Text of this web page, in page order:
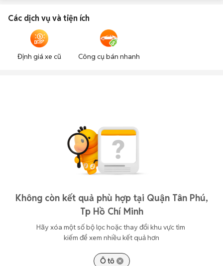
Các dịch vụ và tiện ích
Định giá xe cũ Công cụ bán nhanh
Không còn kết quả phù hợp tại Quận Tân Phú,
Tp Hồ Chí Minh
Hãy xóa một số bộ lọc hoặc thay đổi khu vực tìm
kiếm để xem nhiều kết quả hơn
Ô tô